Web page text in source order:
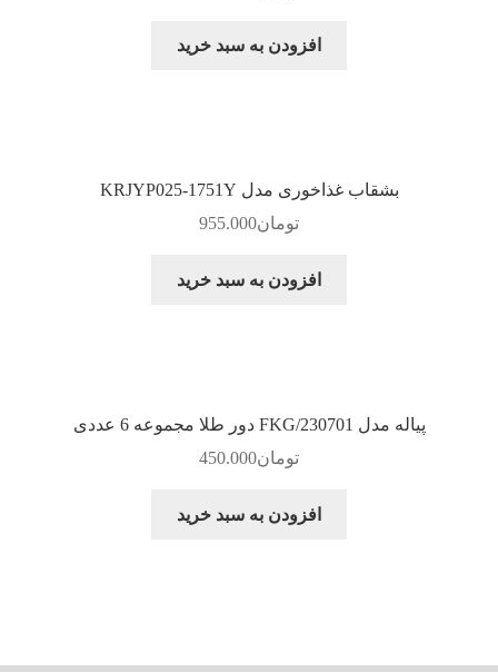
افزودن به سبد خرید
بشقاب غذاخوری مدل KRJYP025-1751Y
تومان955.000
افزودن به سبد خرید
پیاله مدل FKG/230701 دور طلا مجموعه 6 عددی
تومان450.000
افزودن به سبد خرید